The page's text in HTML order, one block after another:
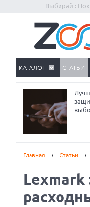
Выбирай :
КАТАЛОГ СТАТЬИ
Главная Статьи
Lexmark